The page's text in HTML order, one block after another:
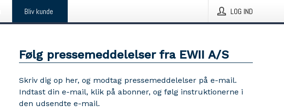
Bliv kunde LOG IND
Følg pressemeddelelser fra EWII A/S
Skriv dig op her, og modtag pressemeddelelser på e-mail.
Indtast din e-mail, klik på abonner, og følg instruktionerne i
den udsendte e-mail.